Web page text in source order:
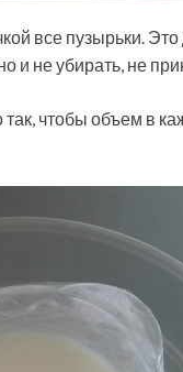
все пузырьки. Это
и не убирать, не
чтобы объем в